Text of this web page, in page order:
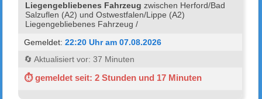
Liegengebliebenes Fahrzeug zwischen Herford/Bad
Salzuflen (A2) und Ostwestfalen/Lippe (A2)
Liegengebliebenes Fahrzeug /
Gemeldet:22:20 Uhr am 07.08.2026
🔄 Aktualisiert vor: 37 Minuten
⏱ gemeldet seit: 2 Stunden und 17 Minuten